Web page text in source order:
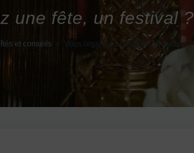
une fête, un festival ?
et conseils » Vous organisez une fête, un festival ?